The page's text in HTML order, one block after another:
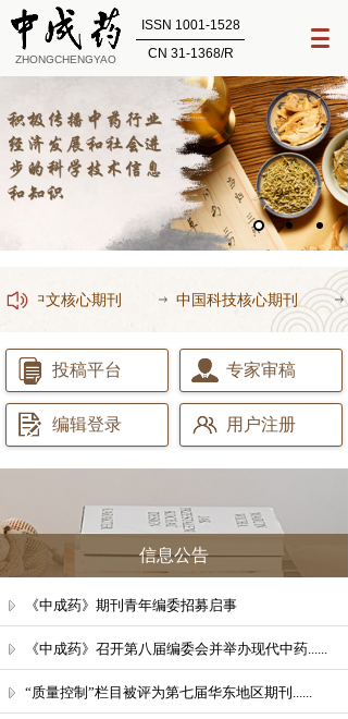
ISSN 1001-1528
ZHONGCHENGYAO CN 31-1368/R
国中文核心期刊 中国科技核心期刊
投稿平台 专家审稿
用户注册
编辑登录
信息公告
《中成药》期刊青年编委招募启事
《中成药》召开第八届编委会并举办现代中药......
“质量控制”栏目被评为第七届华东地区期刊......